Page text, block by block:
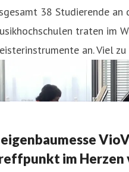
38 Studierende an
traten im
an. Viel zu
im Herzen